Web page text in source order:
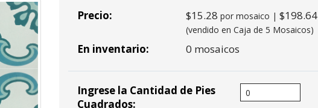
Precio: $15.28 por mosaico | $198.64
(vendido en Caja de 5 Mosaicos)
En inventario: 0 mosaicos
Ingrese la Cantidad de Pies
Cuadrados: